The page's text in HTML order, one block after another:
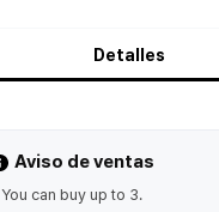
Detalles
Aviso de ventas
You can buy up to 3.